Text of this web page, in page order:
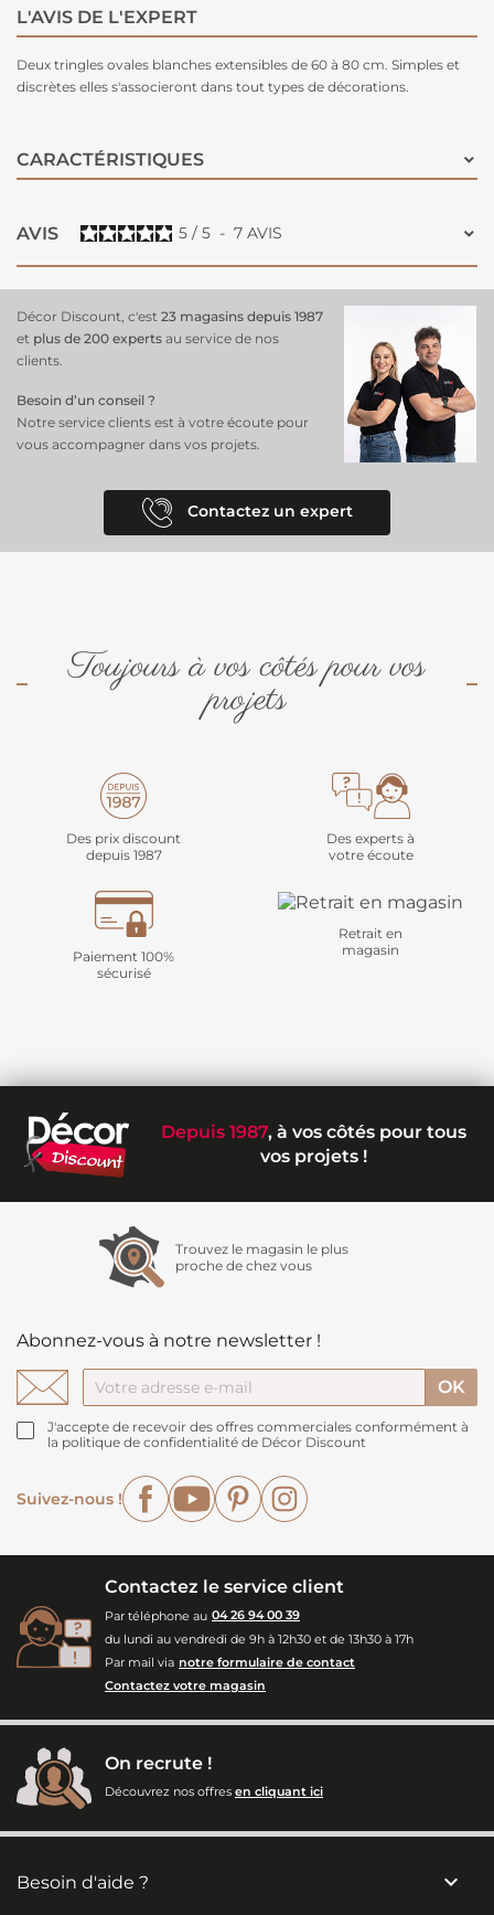
L'AVIS DE L'EXPERT
Deux tringles ovales blanches extensibles de 60 à 80 cm. Simples et
discrètes elles s'associeront dans tout types de décorations.
CARACTÉRISTIQUES
AVIS 5 / 5 - 7 AVIS
Décor Discount, c'est 23 magasins depuis 1987
et plus de 200 experts au service de nos
clients.
Besoin d’un conseil ?
Notre service clients est à votre écoute pour
vous accompagner dans vos projets.
Contactez un expert
Toujours à vos côtés pour vos
projets
Des prix discount
depuis 1987
Des experts à
votre écoute
Paiement 100%
sécurisé
Retrait en
magasin
Depuis 1987, à vos côtés pour tous
vos projets !
Trouvez le magasin le plus
proche de chez vous
Abonnez-vous à notre newsletter !
J'accepte de recevoir des offres commerciales conformément à
la politique de confidentialité de Décor Discount
Suivez-nous !
FacebookYouTubePinterest
Contactez le service client
Par téléphone au 04 26 94 00 39
du lundi au vendredi de 9h à 12h30 et de 13h30 à 17h
Par mail via notre formulaire de contact
Contactez votre magasin
On recrute !
Découvrez nos offres en cliquant ici
Besoin d'aide ? 